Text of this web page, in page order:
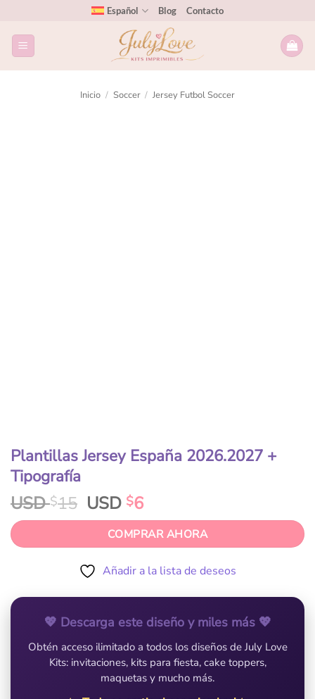
Español Blog Contacto
Inicio / Soccer / Jersey Futbol Soccer
Plantillas Jersey España 2026.2027 +
Tipografía
USD$15 USD $6
COMPRAR AHORA
Añadir a la lista de deseos
💖 Descarga este diseño y miles más 💖
Obtén acceso ilimitado a todos los diseños de July Love
Kits: invitaciones, kits para fiesta, cake toppers,
maquetas y mucho más.